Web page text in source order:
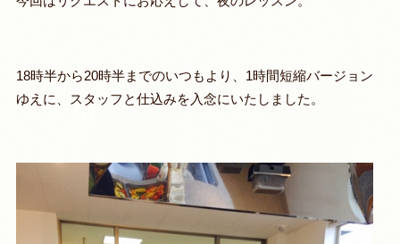
18時半から20時半までのいつもより、1時間短縮バージョン
ゆえに、スタッフと仕込みを入念にいたしました。